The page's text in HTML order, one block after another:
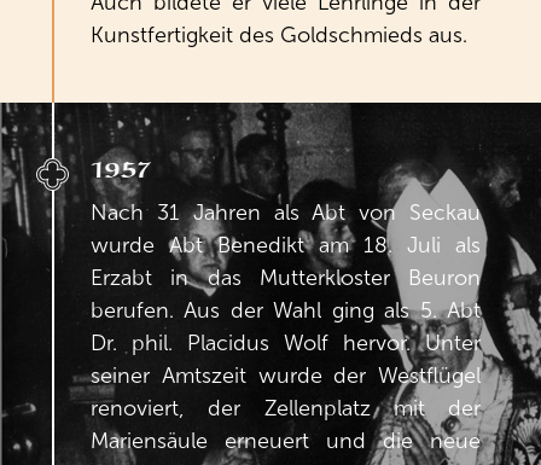
Kunstfertigkeit des Goldschmieds aus.
1957
Nach 31 Jahren als Abt von Seckau
wurde Abt Benedikt am 18. Juli als
Erzabt in das Mutterkloster Beuron
berufen. Aus der Wahl ging als 5. Abt
Dr. phil. Placidus Wolf hervor. Unter
seiner Amtszeit wurde der Westflügel
renoviert, der Zellenplatz mit der
Mariensäule erneuert und die neue